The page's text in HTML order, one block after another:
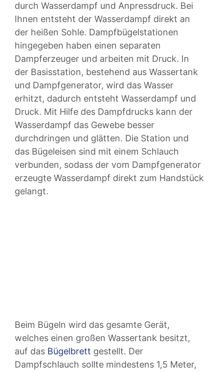
durch Wasserdampf und Anpressdruck. Bei
Ihnen entsteht der Wasserdampf direkt an
der heißen Sohle. Dampfbügelstationen
hingegeben haben einen separaten
Dampferzeuger und arbeiten mit Druck. In
der Basisstation, bestehend aus Wassertank
und Dampfgenerator, wird das Wasser
erhitzt, dadurch entsteht Wasserdampf und
Druck. Mit Hilfe des Dampfdrucks kann der
Wasserdampf das Gewebe besser
durchdringen und glätten. Die Station und
das Bügeleisen sind mit einem Schlauch
verbunden, sodass der vom Dampfgenerator
erzeugte Wasserdampf direkt zum Handstück
gelangt.
Beim Bügeln wird das gesamte Gerät,
welches einen großen Wassertank besitzt,
auf das Bügelbrett gestellt. Der
Dampfschlauch sollte mindestens 1,5 Meter,